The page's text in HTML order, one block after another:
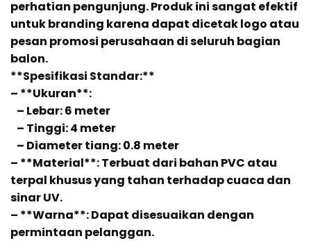
perhatian pengunjung. Produk ini sangat efektif
untuk branding karena dapat dicetak logo atau
pesan promosi perusahaan di seluruh bagian
balon.
**Spesifikasi Standar:**
– **Ukuran**:
– Lebar: 6 meter
– Tinggi: 4 meter
– Diameter tiang: 0.8 meter
– **Material**: Terbuat dari bahan PVC atau
terpal khusus yang tahan terhadap cuaca dan
sinar UV.
– **Warna**: Dapat disesuaikan dengan
permintaan pelanggan.